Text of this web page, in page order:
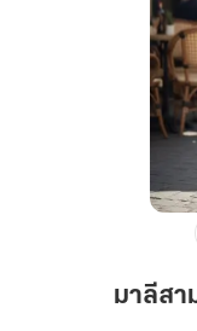
ฤดู...
มาลีสา